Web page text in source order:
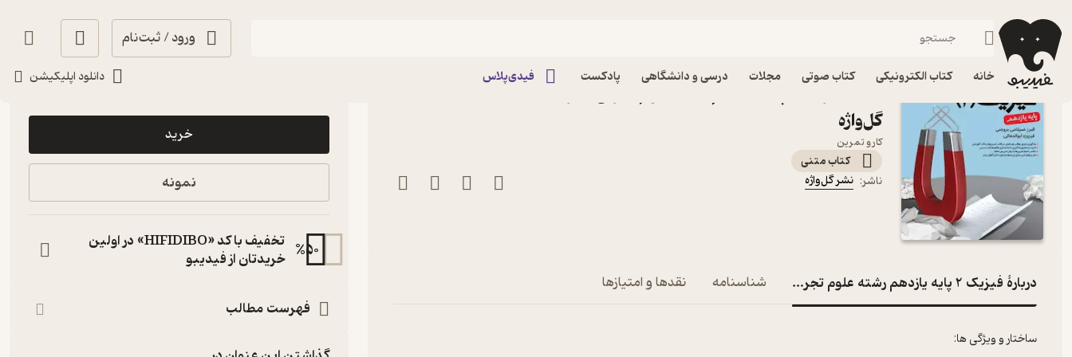
ورود / ثبت‌نام
خانه کتاب الکترونیکی کتاب صوتی مجلات درسی و دانشگاهی پادکست فیدی‌پلاس دانلود اپلیکیشن
فیدیبو کتاب درسی، کتاب کمک درسی
گل‌واژه
کار و تمرین
کتاب متنی
ناشر: نشر گل‌واژه
دربارۀ فیزیک 2 پایه یازدهم رشته علوم تجربی شناسنامه نقدها و امتیازها
ساختار و ویژگی ها:
30,000
خرید
نمونه
%50
تخفیف با کد «HIFIDIBO» در اولین
خریدتان از فیدیبو
فهرست مطالب